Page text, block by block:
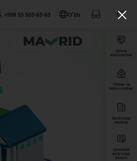
+998 55 503-63-63 Oʻzb
Ochiq
ma’lumotlar
Ofislar va
bankomatlar
Savdodagi
mulklar
Qimmatli
qog'ozlar
bozori